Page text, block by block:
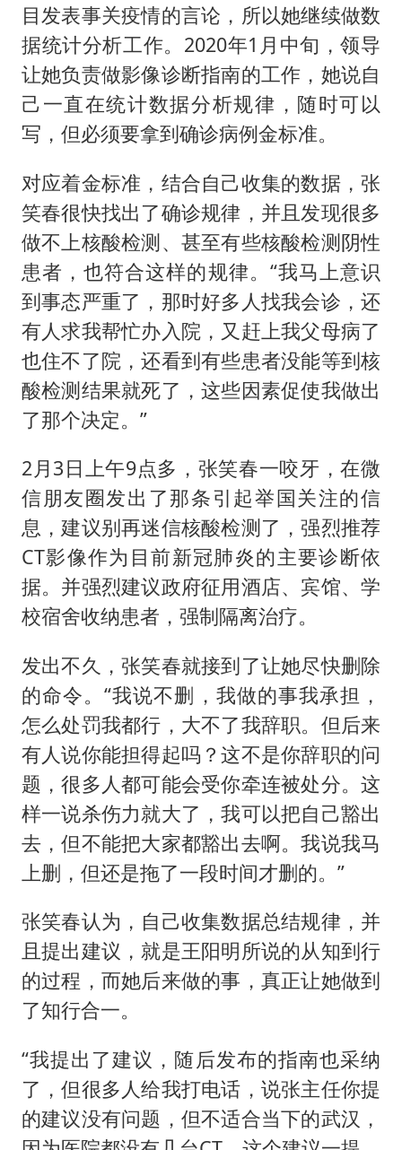
目发表事关疫情的言论，所以她继续做数
据统计分析工作。2020年1月中旬，领导
让她负责做影像诊断指南的工作，她说自
己一直在统计数据分析规律，随时可以
写，但必须要拿到确诊病例金标准。
对应着金标准，结合自己收集的数据，张
笑春很快找出了确诊规律，并且发现很多
做不上核酸检测、甚至有些核酸检测阴性
患者，也符合这样的规律。“我马上意识
到事态严重了，那时好多人找我会诊，还
有人求我帮忙办入院，又赶上我父母病了
也住不了院，还看到有些患者没能等到核
酸检测结果就死了，这些因素促使我做出
了那个决定。”
2月3日上午9点多，张笑春一咬牙，在微
信朋友圈发出了那条引起举国关注的信
息，建议别再迷信核酸检测了，强烈推荐
CT影像作为目前新冠肺炎的主要诊断依
据。并强烈建议政府征用酒店、宾馆、学
校宿舍收纳患者，强制隔离治疗。
发出不久，张笑春就接到了让她尽快删除
的命令。“我说不删，我做的事我承担，
怎么处罚我都行，大不了我辞职。但后来
有人说你能担得起吗？这不是你辞职的问
题，很多人都可能会受你牵连被处分。这
样一说杀伤力就大了，我可以把自己豁出
去，但不能把大家都豁出去啊。我说我马
上删，但还是拖了一段时间才删的。”
张笑春认为，自己收集数据总结规律，并
且提出建议，就是王阳明所说的从知到行
的过程，而她后来做的事，真正让她做到
了知行合一。
“我提出了建议，随后发布的指南也采纳
了，但很多人给我打电话，说张主任你提
的建议没有问题，但不适合当下的武汉，